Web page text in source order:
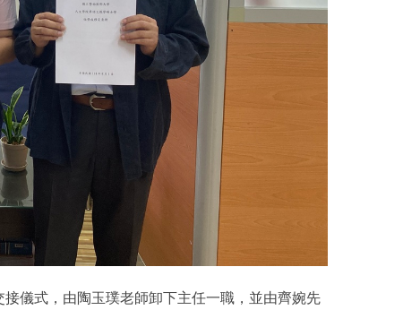
儀式，由陶玉璞老師卸下主任一職，並由齊婉先